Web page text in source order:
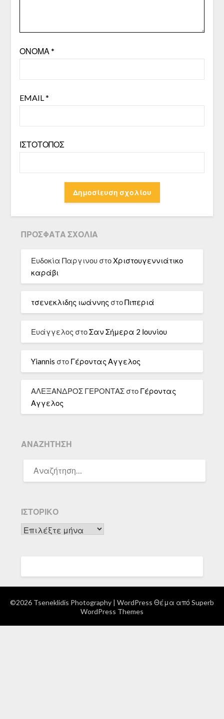
ΌΝΟΜΑ *
EMAIL*
ΙΣΤΌΤΟΠΟΣ
ΠΡΌΣΦΑΤΑ ΣΧΌΛΙΑ
Ευδοκία Παργινου στοΧριστουγεννιάτικο
καράβι
τσενεκλιδης ιωάννης στοΠιπεριά
Ευάγγελος στοΣαν Σήμερα 2 Ιουνίου
Yiannis στο Γέροντας Αγγελος
ΑΛΕΞΑΝΔΡΟΣ ΓΕΡΟΝΤΑΣ στο Γέροντας
Αγγελος
ΑΝΑΖΉΤΗΣΗ
ΓΙΑ:
ΙΣΤΟΡΙΚΌ
Ιστορικό
©2026 Tseneklidis Photography | WordPress Θέμα από Superb
WordPress Themes